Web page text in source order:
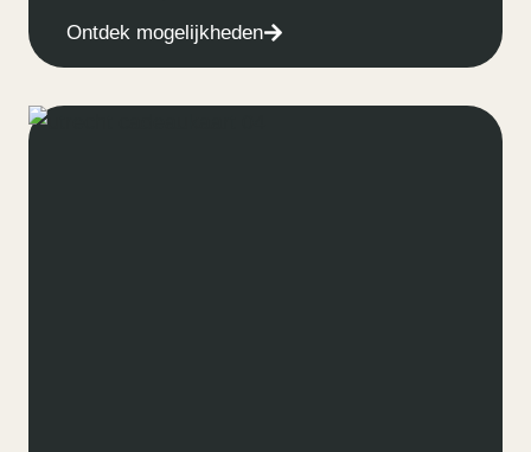
Ontdek mogelijkheden